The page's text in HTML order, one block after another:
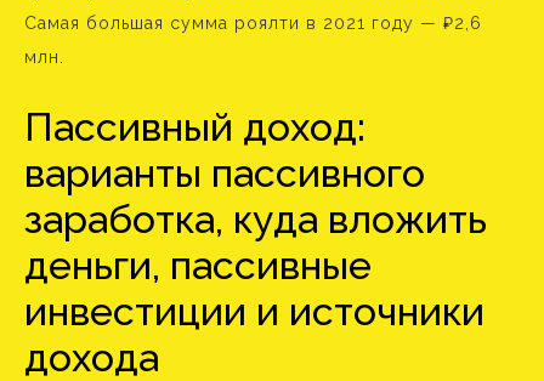
Самая большая сумма роялти в 2021 году — ₽2,6
млн.
Пассивный доход:
варианты пассивного
заработка, куда вложить
деньги, пассивные
инвестиции и источники
дохода